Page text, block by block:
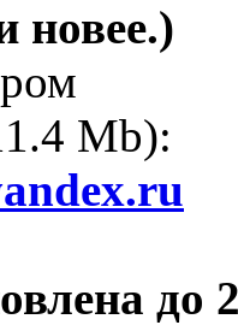
новее.)
Mb):
до